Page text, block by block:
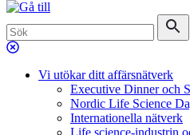
Vi utökar ditt affärsnätverk
Executive Dinner och
Nordic Life Science
Internationella nätverk
Life science-industrin